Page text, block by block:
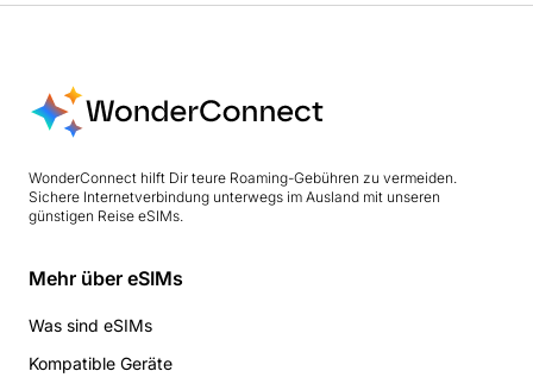
WonderConnect hilft Dir teure Roaming-Gebühren zu vermeiden.
Sichere Internetverbindung unterwegs im Ausland mit unseren
günstigen Reise eSIMs.
Mehr über eSIMs
Was sind eSIMs
Kompatible Geräte